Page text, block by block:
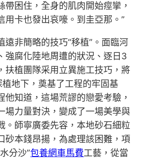
帶困住，全身的肌肉開始痙攣，
用卡也發出哀嚎。到圭亞那。”
遠非簡略的技巧“移植”。面臨河
強腐化陸地周遭的狀況、逐日3
扶植團隊采用立異施工技巧，將
地下，奠基了工程的牢固基
他知道，這場荒謬的戀愛考驗，
場力量對決，變成了一場美學與
。師寧廣委先容，本地砂石細粒
砂本錢昂揚，為處理該困難，項
分沙”包養網車馬費工藝，從當